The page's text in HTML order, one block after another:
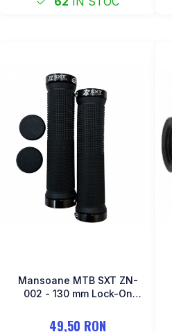
Mansoane MTB SXT ZN-
002 - 130 mm Lock-On
49,50 RON